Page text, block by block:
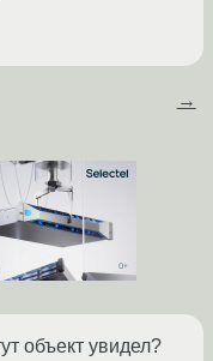
→
объект увидел?